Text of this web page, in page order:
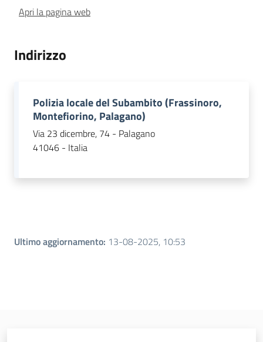
Apri la pagina web
Indirizzo
Polizia locale del Subambito (Frassinoro,
Montefiorino, Palagano)
Via 23 dicembre, 74 - Palagano
41046 - Italia
Ultimo aggiornamento: 13-08-2025, 10:53